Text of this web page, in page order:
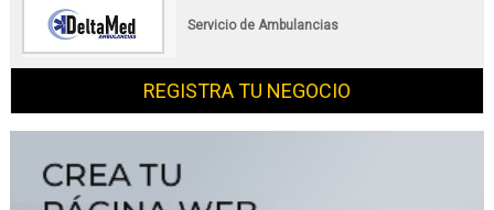
Servicio de Ambulancias
REGISTRA TU NEGOCIO